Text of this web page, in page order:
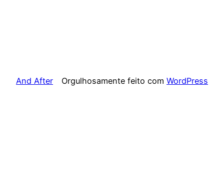
And After Orgulhosamente feito com WordPress